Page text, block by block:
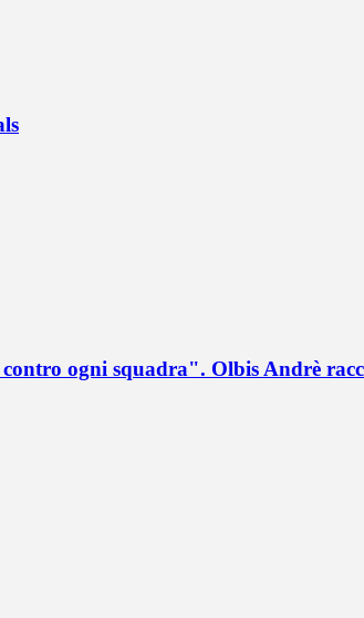
ogni squadra". Olbis Andrè